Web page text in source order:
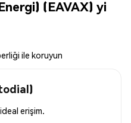
(EAVAX) yi
ile koruyun
erişim.